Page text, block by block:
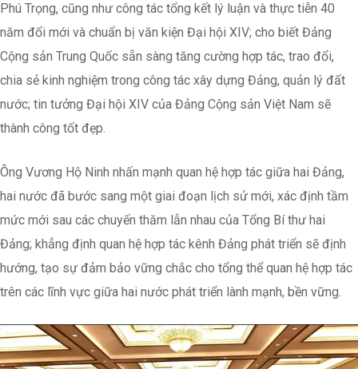
Phú Trọng, cũng như công tác tổng kết lý luận và thực tiễn 40
năm đổi mới và chuẩn bị văn kiện Đại hội XIV; cho biết Đảng
Cộng sản Trung Quốc sẵn sàng tăng cường hợp tác, trao đổi,
chia sẻ kinh nghiệm trong công tác xây dựng Đảng, quản lý đất
nước; tin tưởng Đại hội XIV của Đảng Cộng sản Việt Nam sẽ
thành công tốt đẹp.
Ông Vương Hộ Ninh nhấn mạnh quan hệ hợp tác giữa hai Đảng,
hai nước đã bước sang một giai đoạn lịch sử mới, xác định tầm
mức mới sau các chuyến thăm lẫn nhau của Tổng Bí thư hai
Đảng; khẳng định quan hệ hợp tác kênh Đảng phát triển sẽ định
hướng, tạo sự đảm bảo vững chắc cho tổng thể quan hệ hợp tác
trên các lĩnh vực giữa hai nước phát triển lành mạnh, bền vững.